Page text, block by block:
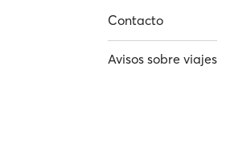
Contacto
Avisos sobre viajes